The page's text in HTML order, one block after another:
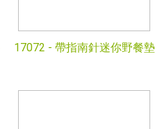
17072 - 帶指南針迷你野餐墊